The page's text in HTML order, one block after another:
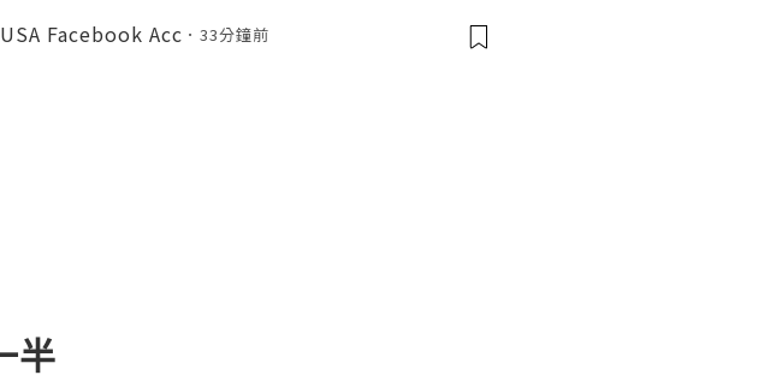
time public microblogging platforms serve as
fo
Facebook Acc 33分鐘前
半